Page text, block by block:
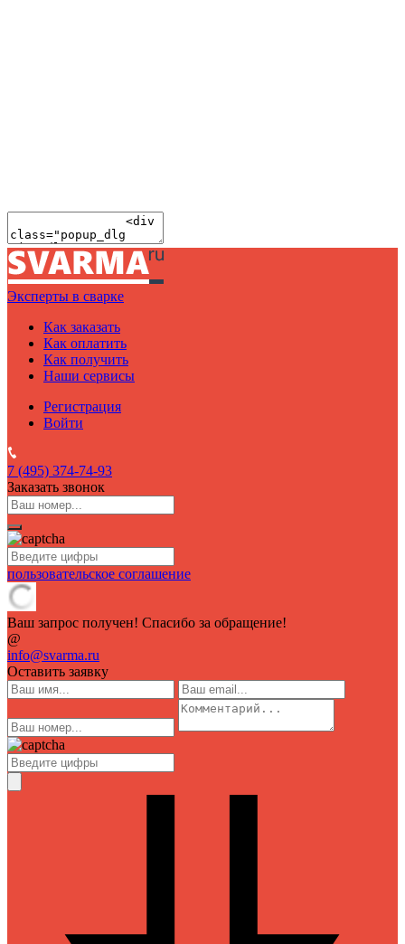
Эксперты в сварке
Как заказать
Как оплатить
Как получить
Наши сервисы
Регистрация
Войти
7 (495) 374-74-93
Заказать звонок
пользовательское соглашение
Ваш запрос получен! Спасибо за обращение!
@
info@svarma.ru
Оставить заявку